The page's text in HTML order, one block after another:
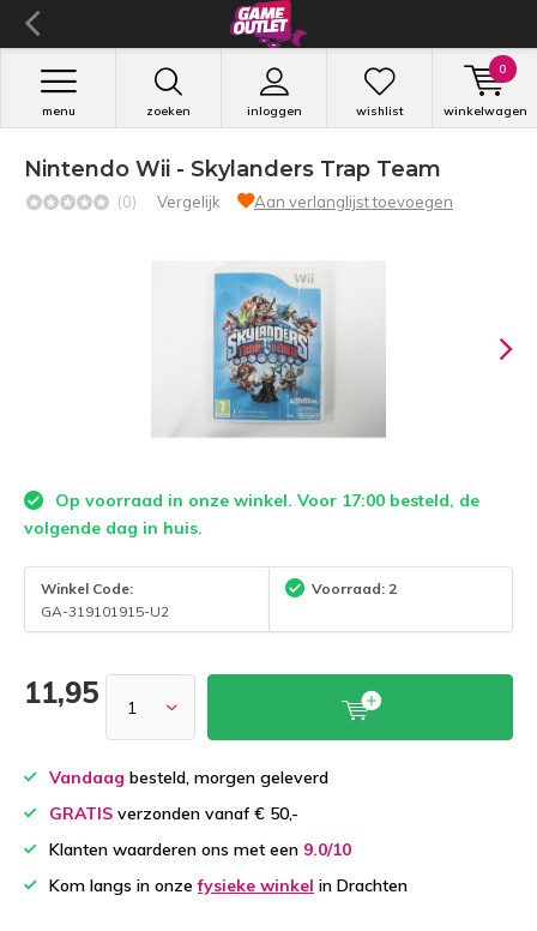
zoeken inloggen
menu wishlist winkelwagen
0
Nintendo Wii - Skylanders Trap Team
(0) Vergelijk Aan verlanglijst toevoegen
Op voorraad in onze winkel. Voor 17:00 besteld, de
volgende dag in huis.
Winkel Code:
GA-319101915-U2
Voorraad: 2
11,95
Vandaag besteld, morgen geleverd
GRATIS verzonden vanaf € 50,-
Klanten waarderen ons met een 9.0/10
Kom langs in onzefysieke winkel in Drachten